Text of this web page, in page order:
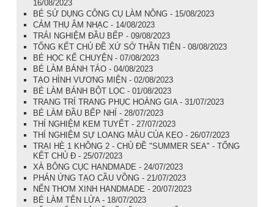
16/08/2023
BÉ SỬ DỤNG CÔNG CỤ LÀM NÔNG - 15/08/2023
CẢM THỤ ÂM NHẠC - 14/08/2023
TRẢI NGHIỆM ĐẦU BẾP - 09/08/2023
TỔNG KẾT CHỦ ĐỀ XỨ SỞ THẦN TIÊN - 08/08/2023
BÉ HỌC KỂ CHUYỆN - 07/08/2023
BÉ LÀM BÁNH TÁO - 04/08/2023
TẠO HÌNH VƯƠNG MIỆN - 02/08/2023
BÉ LÀM BÁNH BỘT LỌC - 01/08/2023
TRANG TRÍ TRANG PHỤC HOÀNG GIA - 31/07/2023
BÉ LÀM ĐẦU BẾP NHÍ - 28/07/2023
THÍ NGHIỆM KEM TUYẾT - 27/07/2023
THÍ NGHIỆM SỰ LOANG MÀU CỦA KẸO - 26/07/2023
TRẠI HÈ 1 KHÔNG 2 - CHỦ ĐỀ "SUMMER SEA" - TỔNG
KẾT CHỦ Đ - 25/07/2023
XÀ BÔNG CỤC HANDMADE - 24/07/2023
PHẢN ỨNG TẠO CẦU VỒNG - 21/07/2023
NẾN THƠM XINH HANDMADE - 20/07/2023
BÉ LÀM TÊN LỬA - 18/07/2023